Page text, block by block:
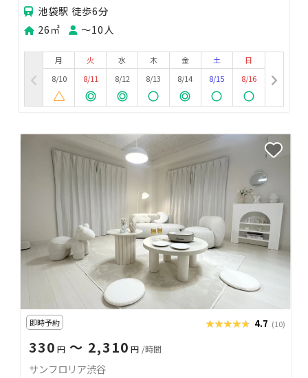
池袋駅 徒歩6分
26㎡
〜10人
月
8/10
火
8/11
水
8/12
木
8/13
金
8/14
土
8/15
日
8/16
即時予約 ★★★★★
★★★★★ 4.7 (10)
330 円〜 2,310 円 /時間
サンフロリア渋谷